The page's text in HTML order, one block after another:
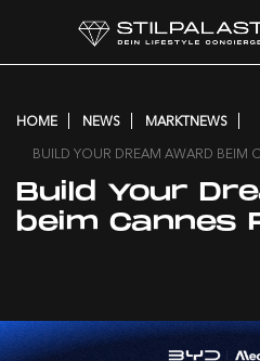
HOME NEWS
MARKTNEWS
BUILD YOUR DREAM AWARD BEIM
Build Your
beim Cannes